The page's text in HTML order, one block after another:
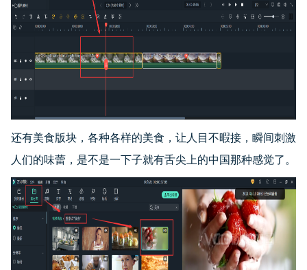
还有美食版块，各种各样的美食，让人目不暇接，瞬间刺激
人们的味蕾，是不是一下子就有舌尖上的中国那种感觉了。